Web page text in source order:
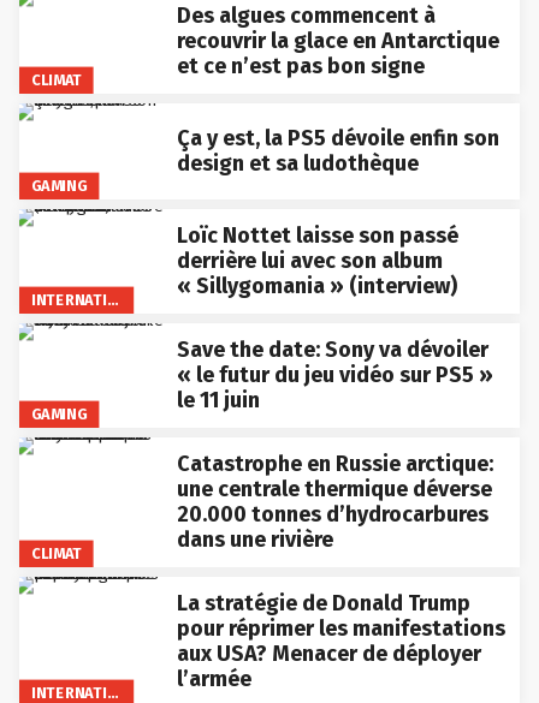
CLIMAT
Des algues commencent à
recouvrir la glace en Antarctique
et ce n’est pas bon signe
GAMING
Ça y est, la PS5 dévoile enfin son
design et sa ludothèque
INTERNATIONAL
Loïc Nottet laisse son passé
derrière lui avec son album
« Sillygomania » (interview)
GAMING
Save the date: Sony va dévoiler
« le futur du jeu vidéo sur PS5 »
le 11 juin
CLIMAT
Catastrophe en Russie arctique:
une centrale thermique déverse
20.000 tonnes d’hydrocarbures
dans une rivière
INTERNATIONAL
La stratégie de Donald Trump
pour réprimer les manifestations
aux USA? Menacer de déployer
l’armée